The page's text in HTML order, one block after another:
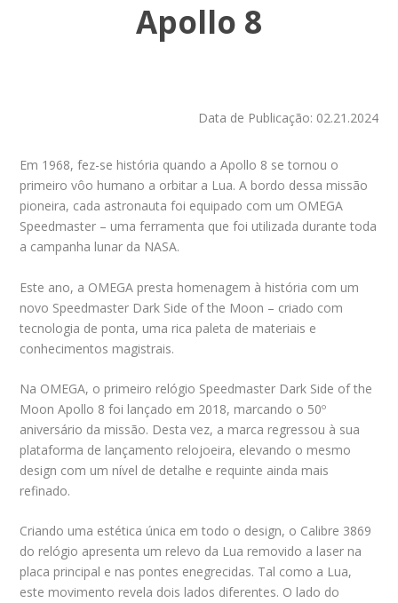
Apollo 8
Data de Publicação: 02.21.2024
Em 1968, fez-se história quando a Apollo 8 se tornou o
primeiro vôo humano a orbitar a Lua. A bordo dessa missão
pioneira, cada astronauta foi equipado com um OMEGA
Speedmaster – uma ferramenta que foi utilizada durante toda
a campanha lunar da NASA.
Este ano, a OMEGA presta homenagem à história com um
novo Speedmaster Dark Side of the Moon – criado com
tecnologia de ponta, uma rica paleta de materiais e
conhecimentos magistrais.
Na OMEGA, o primeiro relógio Speedmaster Dark Side of the
Moon Apollo 8 foi lançado em 2018, marcando o 50º
aniversário da missão. Desta vez, a marca regressou à sua
plataforma de lançamento relojoeira, elevando o mesmo
design com um nível de detalhe e requinte ainda mais
refinado.
Criando uma estética única em todo o design, o Calibre 3869
do relógio apresenta um relevo da Lua removido a laser na
placa principal e nas pontes enegrecidas. Tal como a Lua,
este movimento revela dois lados diferentes. O lado do